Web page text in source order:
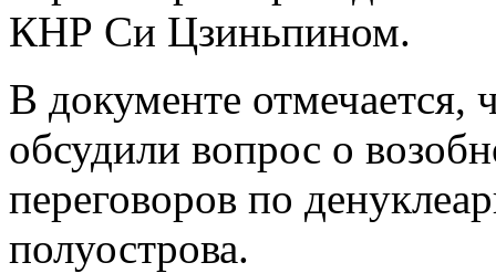
КНР Си Цзиньпином.
В документе отмечается,
обсудили вопрос о
переговоров по
полуострова.